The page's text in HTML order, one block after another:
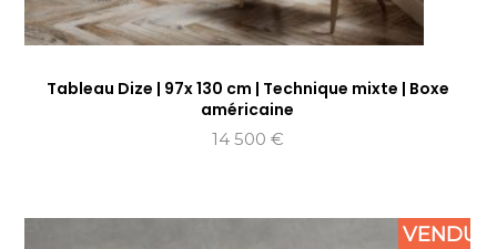
Tableau Dize | 97x 130 cm | Technique mixte | Boxe
américaine
14 500 €
VENDU